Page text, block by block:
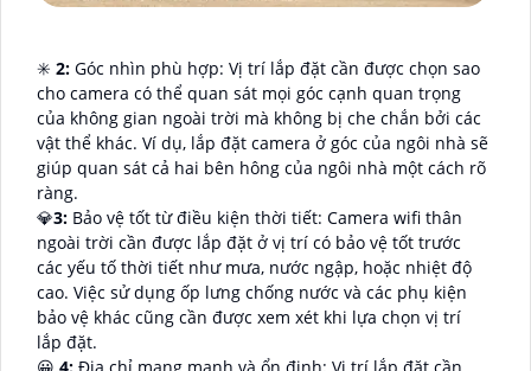
✳️ 2: Góc nhìn phù hợp: Vị trí lắp đặt cần được chọn sao
cho camera có thể quan sát mọi góc cạnh quan trọng
của không gian ngoài trời mà không bị che chắn bởi các
vật thể khác. Ví dụ, lắp đặt camera ở góc của ngôi nhà sẽ
giúp quan sát cả hai bên hông của ngôi nhà một cách rõ
ràng.
💎3: Bảo vệ tốt từ điều kiện thời tiết: Camera wifi thân
ngoài trời cần được lắp đặt ở vị trí có bảo vệ tốt trước
các yếu tố thời tiết như mưa, nước ngập, hoặc nhiệt độ
cao. Việc sử dụng ốp lưng chống nước và các phụ kiện
bảo vệ khác cũng cần được xem xét khi lựa chọn vị trí
lắp đặt.
😀 4: Địa chỉ mạng mạnh và ổn định: Vị trí lắp đặt cần